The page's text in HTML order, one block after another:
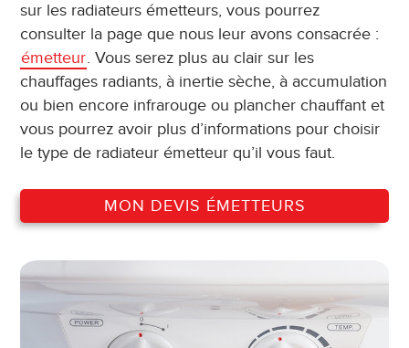
sur les radiateurs émetteurs, vous pourrez
consulter la page que nous leur avons consacrée :
émetteur. Vous serez plus au clair sur les
chauffages radiants, à inertie sèche, à accumulation
ou bien encore infrarouge ou plancher chauffant et
vous pourrez avoir plus d’informations pour choisir
le type de radiateur émetteur qu’il vous faut.
MON DEVIS ÉMETTEURS